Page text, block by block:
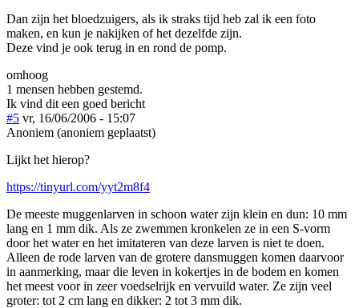
Dan zijn het bloedzuigers, als ik straks tijd heb zal ik een foto
maken, en kun je nakijken of het dezelfde zijn.
Deze vind je ook terug in en rond de pomp.
omhoog
1 mensen hebben gestemd.
Ik vind dit een goed bericht
#5 vr, 16/06/2006 - 15:07
Anoniem (anoniem geplaatst)
Lijkt het hierop?
https://tinyurl.com/yyt2m8f4
De meeste muggenlarven in schoon water zijn klein en dun: 10 mm
lang en 1 mm dik. Als ze zwemmen kronkelen ze in een S-vorm
door het water en het imitateren van deze larven is niet te doen.
Alleen de rode larven van de grotere dansmuggen komen daarvoor
in aanmerking, maar die leven in kokertjes in de bodem en komen
het meest voor in zeer voedselrijk en vervuild water. Ze zijn veel
groter: tot 2 cm lang en dikker: 2 tot 3 mm dik.